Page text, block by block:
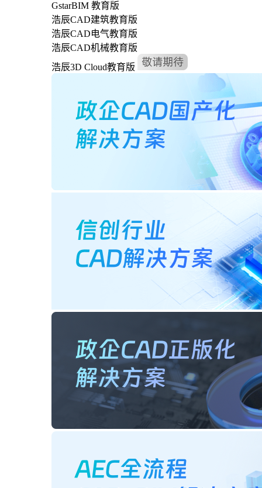
GstarBIM 教育版
浩辰CAD建筑教育版
浩辰CAD电气教育版
浩辰CAD机械教育版
浩辰3D Cloud教育版